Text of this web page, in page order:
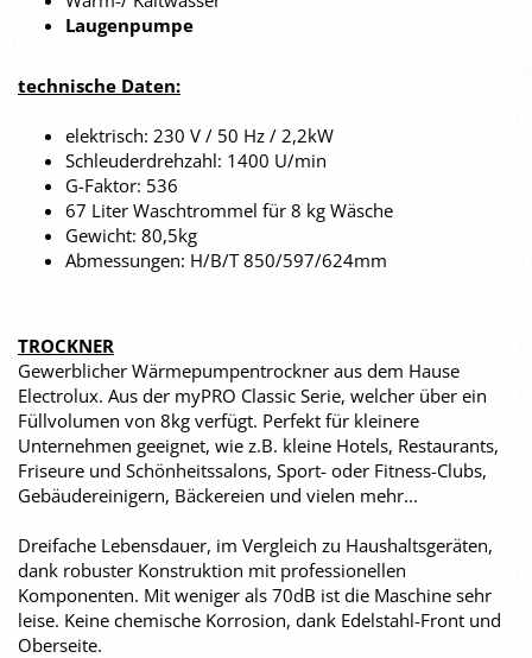
Laugenpumpe
technische Daten:
elektrisch: 230 V / 50 Hz / 2,2kW
Schleuderdrehzahl: 1400 U/min
G-Faktor: 536
67 Liter Waschtrommel für 8 kg Wäsche
Gewicht: 80,5kg
Abmessungen: H/B/T 850/597/624mm
TROCKNER
Gewerblicher Wärmepumpentrockner aus dem Hause
Electrolux. Aus der myPRO Classic Serie, welcher über ein
Füllvolumen von 8kg verfügt. Perfekt für kleinere
Unternehmen geeignet, wie z.B. kleine Hotels, Restaurants,
Friseure und Schönheitssalons, Sport- oder Fitness-Clubs,
Gebäudereinigern, Bäckereien und vielen mehr...
Dreifache Lebensdauer, im Vergleich zu Haushaltsgeräten,
dank robuster Konstruktion mit professionellen
Komponenten. Mit weniger als 70dB ist die Maschine sehr
leise. Keine chemische Korrosion, dank Edelstahl-Front und
Oberseite.